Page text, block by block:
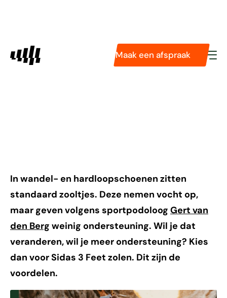
Podologie
Tarieven
Maak een afspraak
Sidas 3 Feet zolen: dit
In wandel- en hardloopschoenen zitten
standaard zooltjes. Deze nemen vocht op,
maar geven volgens sportpodoloog Gert van
den Berg weinig ondersteuning. Wil je dat
veranderen, wil je meer ondersteuning? Kies
dan voor Sidas 3 Feet zolen. Dit zijn de
voordelen.